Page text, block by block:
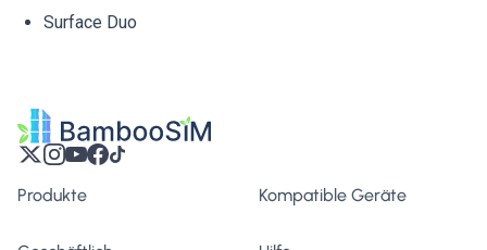
Surface Duo
Produkte Kompatible Geräte